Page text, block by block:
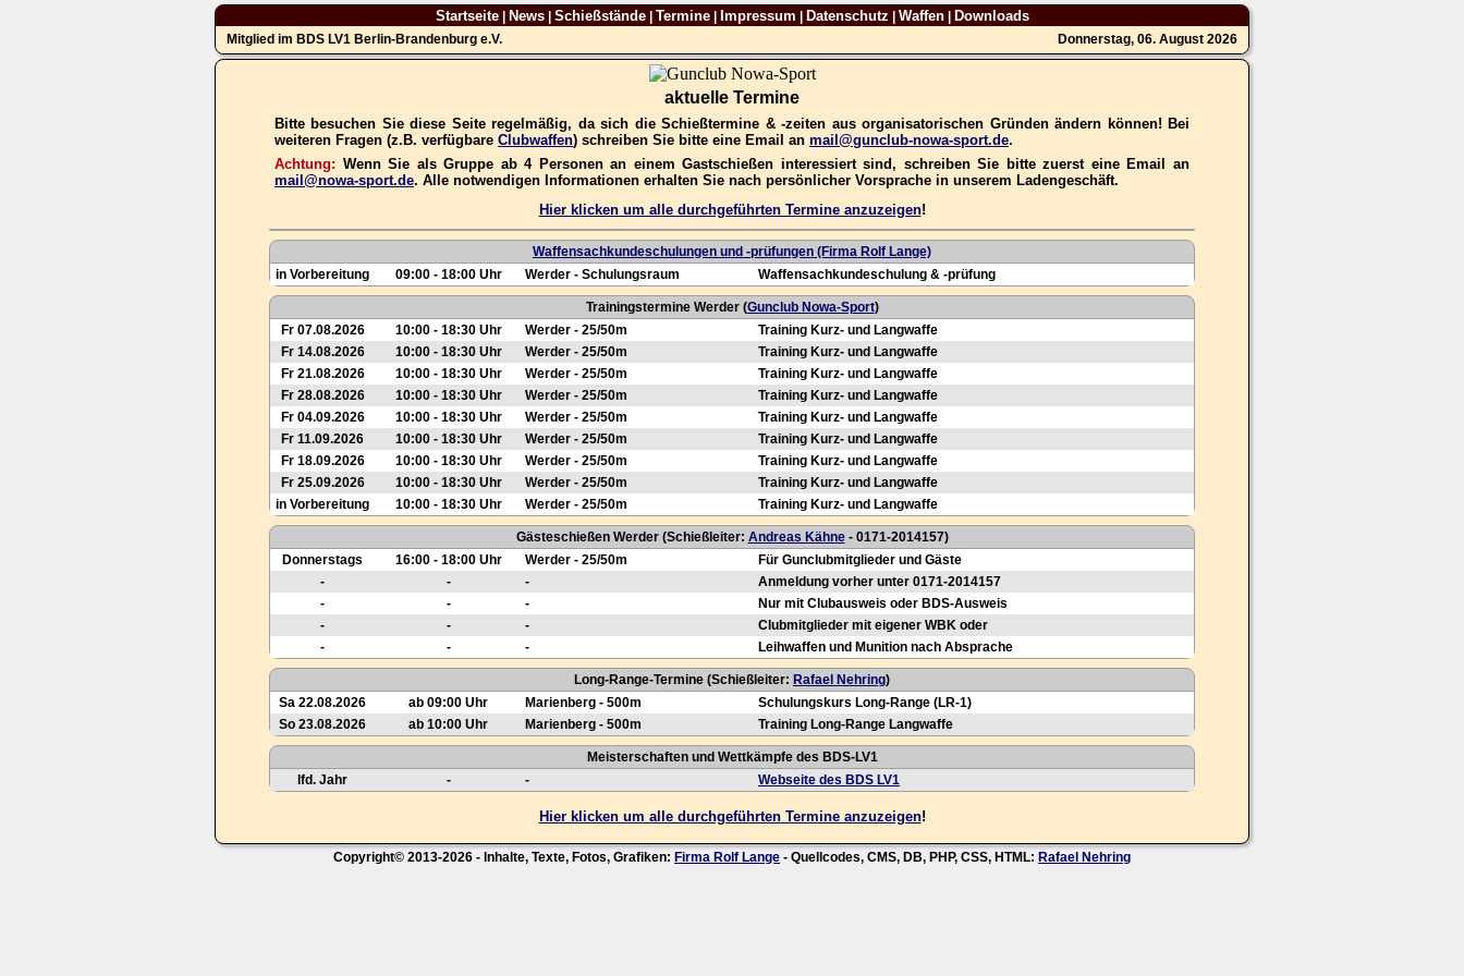
Startseite| News| Schießstände| Termine| Impressum Datenschutz Waffen| Downloads
Mitglied im BDS LV1 Berlin-Brandenburg e.V. Donnerstag, 06. August 2026
aktuelle Termine
Bitte besuchen Sie diese Seite regelmäßig, da sich die Schießtermine & -zeiten aus organisatorischen Gründen ändern können! Bei
weiteren Fragen (z.B. verfügbare Clubwaffen) schreiben Sie bitte eine Email an mail@gunclub-nowa-sport.de.
Achtung: Wenn Sie als Gruppe ab 4 Personen an einem Gastschießen interessiert sind, schreiben Sie bitte zuerst eine Email an
mail@nowa-sport.de. Alle notwendigen Informationen erhalten Sie nach persönlicher Vorsprache in unserem Ladengeschäft.
Hier klicken um alle durchgeführten Termine anzuzeigen!
Waffensachkundeschulungen und -prüfungen (Firma Rolf Lange)
in Vorbereitung
09:00 - 18:00 Uhr Werder - Schulungsraum Waffensachkundeschulung & -prüfung
Trainingstermine Werder (Gunclub Nowa-Sport)
Fr 07.08.2026
10:00 - 18:30 Uhr Werder - 25/50m
Training Kurz- und Langwaffe
Fr 14.08.2026
10:00 - 18:30 Uhr Werder - 25/50m
Training Kurz- und Langwaffe
Fr 21.08.2026
10:00 - 18:30 Uhr Werder - 25/50m
Training Kurz- und Langwaffe
Fr 28.08.2026
10:00 - 18:30 Uhr Werder - 25/50m
Training Kurz- und Langwaffe
Fr 04.09.2026
10:00 - 18:30 Uhr Werder - 25/50m
Training Kurz- und Langwaffe
Fr 11.09.2026
10:00 - 18:30 Uhr Werder - 25/50m
Training Kurz- und Langwaffe
Fr 18.09.2026
10:00 - 18:30 Uhr Werder - 25/50m
Training Kurz- und Langwaffe
Fr 25.09.2026
10:00 - 18:30 Uhr Werder - 25/50m
Training Kurz- und Langwaffe
in Vorbereitung
10:00 - 18:30 Uhr Werder - 25/50m Training Kurz- und Langwaffe
Gästeschießen Werder (Schießleiter: Andreas Kähne- 0171-2014157)
Donnerstags
16:00 - 18:00 Uhr Werder - 25/50m
Für Gunclubmitglieder und Gäste
-
- -
Anmeldung vorher unter 0171-2014157
-
- -
Nur mit Clubausweis oder BDS-Ausweis
-
- -
Clubmitglieder mit eigener WBK oder
-
- - Leihwaffen und Munition nach Absprache
Long-Range-Termine (Schießleiter: Rafael Nehring)
Sa 22.08.2026
ab 09:00 Uhr Marienberg - 500m
Schulungskurs Long-Range (LR-1)
So 23.08.2026
ab 10:00 Uhr Marienberg - 500m Training Long-Range Langwaffe
Meisterschaften und Wettkämpfe des BDS-LV1
lfd. Jahr
- - Webseite des BDS LV1
Hier klicken um alle durchgeführten Termine anzuzeigen!
Copyright© 2013-2026 - Inhalte, Texte, Fotos, Grafiken: Firma Rolf Lange - Quellcodes, CMS, DB, PHP, CSS, HTML: Rafael Nehring